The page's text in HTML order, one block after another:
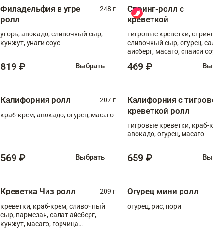
Филадельфия в угре
ролл
248 г
угорь, авокадо, сливочный сыр,
кунжут, унаги соус
819 ₽ Выбрать
Спринг-ролл с
креветкой
тигровые креветки,
сливочный сыр, огурец,
айсберг, масаго, спайси
469 ₽
Калифорния ролл
207 г
краб-крем, авокадо, огурец, масаго
569 ₽ Выбрать
Калифорния с
креветкой ролл
тигровые креветки, краб-
авокадо, огурец, масаго
659 ₽
Креветка Чиз ролл
209 г
креветки, краб-крем, сливочный
сыр, пармезан, салат айсберг,
кунжут, масаго, горчица
Огурец мини ролл
огурец, рис, нори